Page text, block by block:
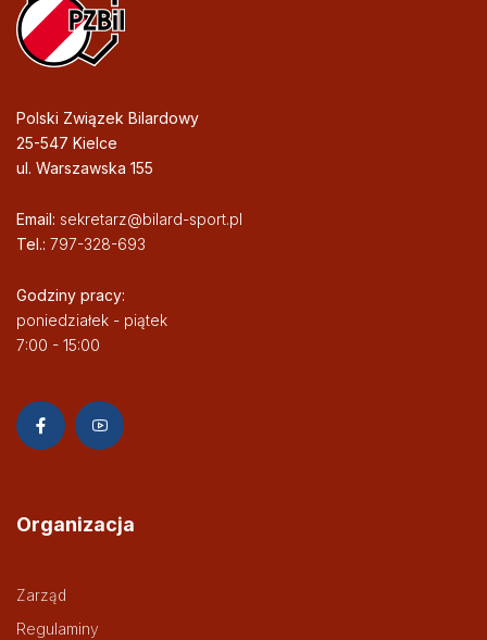
Polski Związek Bilardowy
25-547 Kielce
ul. Warszawska 155
Email: sekretarz@bilard-sport.pl
Tel.: 797-328-693
Godziny pracy:
poniedziałek - piątek
7:00 - 15:00
Organizacja
Zarząd
Regulaminy